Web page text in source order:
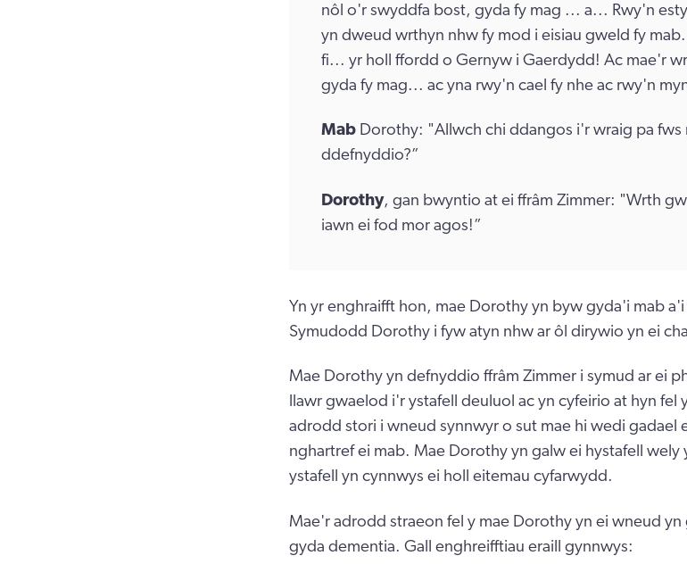
nôl o'r swyddfa bost, gyda fy mag ... a... Rwy'n
yn dweud wrthyn nhw fy mod i eisiau gweld fy
fi... yr holl ffordd o Gernyw i Gaerdydd! Ac mae'r
gyda fy mag... ac yna rwy'n cael fy nhe ac rwy'n
Mab Dorothy: "Allwch chi ddangos i'r wraig pa fws
ddefnyddio?”
Dorothy, gan bwyntio at ei ffrâm Zimmer: "Wrth
iawn ei fod mor agos!”
Yn yr enghraifft hon, mae Dorothy yn byw gyda'i mab
Symudodd Dorothy i fyw atyn nhw ar ôl dirywio yn ei
Mae Dorothy yn defnyddio ffrâm Zimmer i symud ar ei
llawr gwaelod i'r ystafell deuluol ac yn cyfeirio at hyn fel
adrodd stori i wneud synnwyr o sut mae hi wedi gadael
nghartref ei mab. Mae Dorothy yn galw ei hystafell
ystafell yn cynnwys ei holl eitemau cyfarwydd.
Mae'r adrodd straeon fel y mae Dorothy yn ei wneud
gyda dementia. Gall enghreifftiau eraill gynnwys: